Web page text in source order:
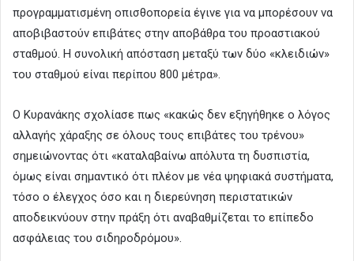
προγραμματισμένη οπισθοπορεία έγινε για να μπορέσουν να
αποβιβαστούν επιβάτες στην αποβάθρα του προαστιακού
σταθμού. Η συνολική απόσταση μεταξύ των δύο «κλειδιών»
του σταθμού είναι περίπου 800 μέτρα».
Ο Κυρανάκης σχολίασε πως «κακώς δεν εξηγήθηκε ο λόγος
αλλαγής χάραξης σε όλους τους επιβάτες του τρένου»
σημειώνοντας ότι «καταλαβαίνω απόλυτα τη δυσπιστία,
όμως είναι σημαντικό ότι πλέον με νέα ψηφιακά συστήματα,
τόσο ο έλεγχος όσο και η διερεύνηση περιστατικών
αποδεικνύουν στην πράξη ότι αναβαθμίζεται το επίπεδο
ασφάλειας του σιδηροδρόμου».